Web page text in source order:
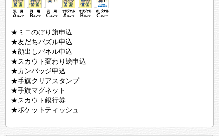
★ミニのぼり旗申込
★友だちパズル申込
★顔出しパネル申込
★スカウト変わり絵申込
★カンバッジ申込
★手旗クリアスタンプ
★手旗マグネット
★スカウト銀行券
★ポケットティッシュ